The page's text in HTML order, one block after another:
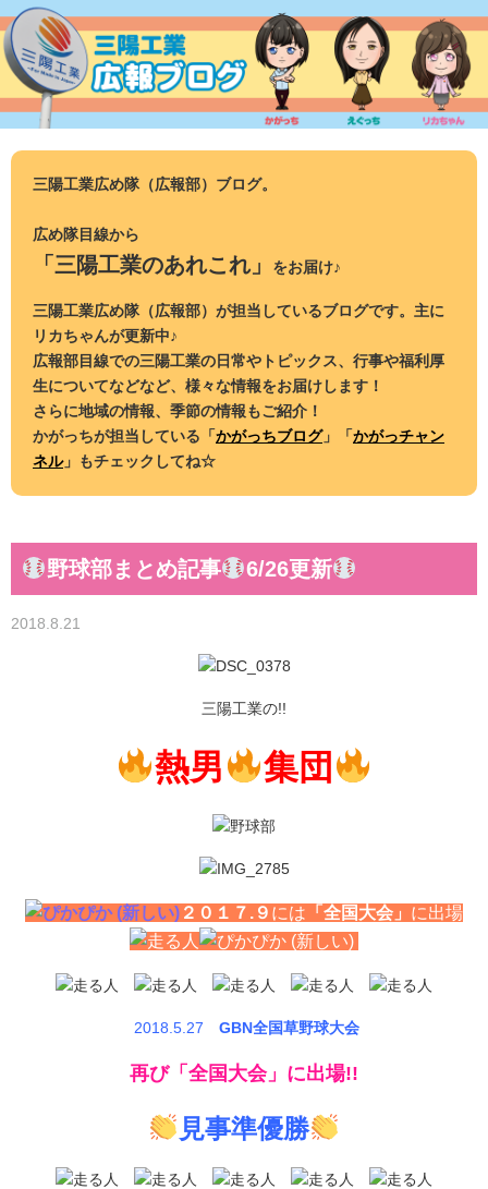
ン
テ
ツ
三陽工業広め隊（広報部）ブログ。
広め隊目線から
「三陽工業のあれこれ」 をお届け♪
三陽工業広め隊（広報部）が担当しているブログです。主に
リカちゃんが更新中♪
広報部目線での三陽工業の日常やトピックス、行事や福利厚
生についてなどなど、様々な情報をお届けします！
さらに地域の情報、季節の情報もご紹介！
かがっちが担当している「かがっちブログ」「かがっチャン
ネル」もチェックしてね☆
野球部まとめ記事 6/26更新
2018.8.21
三陽工業の!!
熱男 集団
２０１７.９ には 「全国大会」 に出場
2018.5.27 GBN全国草野球大会
再び「全国大会」に出場!!
見事準優勝